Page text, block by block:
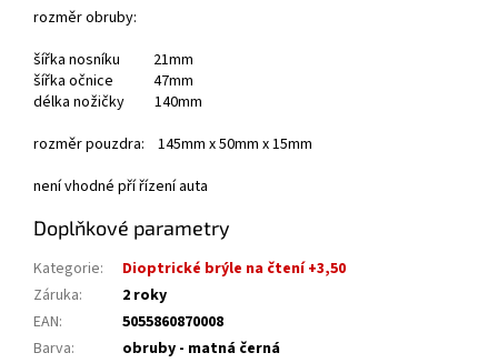
rozměr obruby:
šířka nosníku 21mm
šířka očnice 47mm
délka nožičky 140mm
rozměr pouzdra: 145mm x 50mm x 15mm
není vhodné pří řízení auta
Doplňkové parametry
Kategorie:
Dioptrické brýle na čtení +3,50
Záruka:
2 roky
EAN:
5055860870008
Barva:
obruby - matná černá